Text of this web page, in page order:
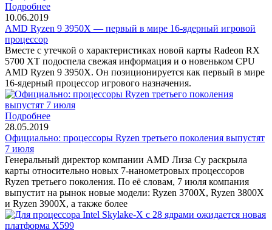
Подробнее
10.06.2019
AMD Ryzen 9 3950X — первый в мире 16-ядерный игровой
процессор
Вместе с утечкой о характеристиках новой карты Radeon RX
5700 XT подоспела свежая информация и о новеньком CPU
AMD Ryzen 9 3950X. Он позиционируется как первый в мире
16-ядерный процессор игрового назначения.
Подробнее
28.05.2019
Официально: процессоры Ryzen третьего поколения выпустят
7 июля
Генеральный директор компании AMD Лиза Су раскрыла
карты относительно новых 7-нанометровых процессоров
Ryzen третьего поколения. По её словам, 7 июля компания
выпустит на рынок новые модели: Ryzen 3700X, Ryzen 3800X
и Ryzen 3900X, а также более